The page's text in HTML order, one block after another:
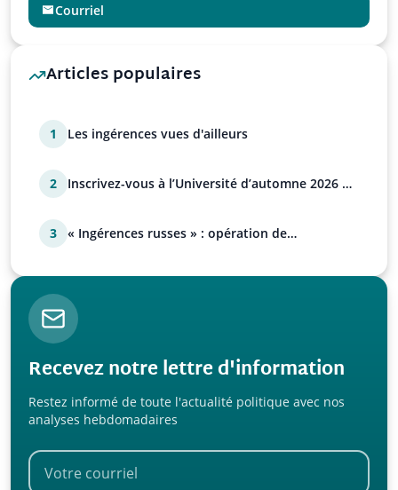
Courriel
Articles populaires
1 Les ingérences vues d'ailleurs
2
Inscrivez-vous à l’Université d’automne 2026 de
3
« Ingérences russes » : opération de
Recevez notre lettre d'information
Restez informé de toute l'actualité politique avec nos
analyses hebdomadaires